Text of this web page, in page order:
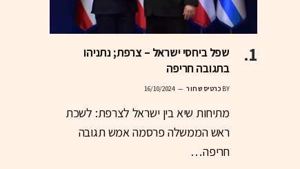
שפל ביחסי ישראל – צרפת; נתניהו
בתגובה חריפה
BY כרטיס שחור 16/10/2024
מתיחות שיא בין ישראל לצרפת: לשכת
ראש הממשלה פרסמה אמש תגובה
חריפה…